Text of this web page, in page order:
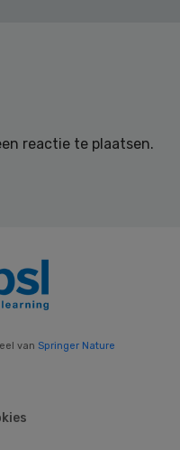
reactie te plaatsen.
van Springer Nature